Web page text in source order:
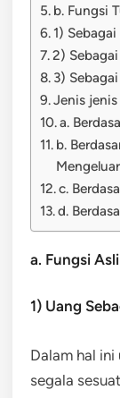
b. Fungsi
1)
2)
3)
Jenis
a.
b.
c.
d.
a. Fungsi
1) Uang
Dalam hal
segala